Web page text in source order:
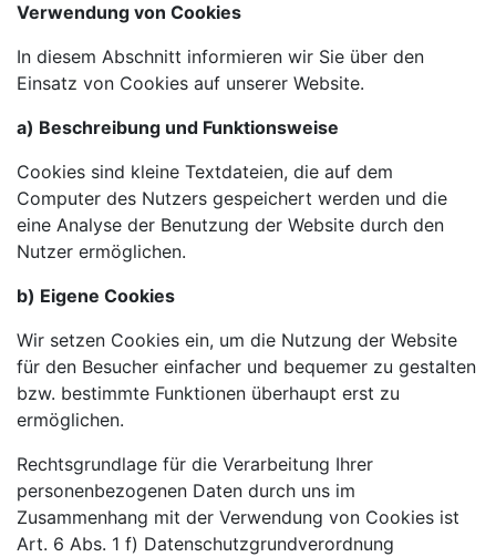
Verwendung von Cookies
In diesem Abschnitt informieren wir Sie über den
Einsatz von Cookies auf unserer Website.
a) Beschreibung und Funktionsweise
Cookies sind kleine Textdateien, die auf dem
Computer des Nutzers gespeichert werden und die
eine Analyse der Benutzung der Website durch den
Nutzer ermöglichen.
b) Eigene Cookies
Wir setzen Cookies ein, um die Nutzung der Website
für den Besucher einfacher und bequemer zu gestalten
bzw. bestimmte Funktionen überhaupt erst zu
ermöglichen.
Rechtsgrundlage für die Verarbeitung Ihrer
personenbezogenen Daten durch uns im
Zusammenhang mit der Verwendung von Cookies ist
Art. 6 Abs. 1 f) Datenschutzgrundverordnung